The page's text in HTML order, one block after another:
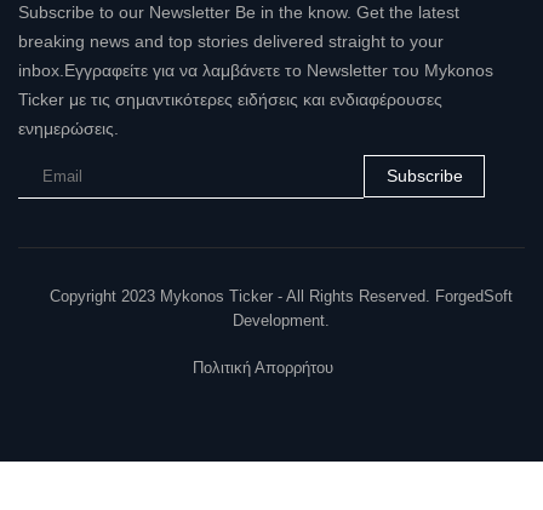
Subscribe to our Newsletter Be in the know. Get the latest
breaking news and top stories delivered straight to your
inbox.Εγγραφείτε για να λαμβάνετε το Newsletter του Mykonos
Ticker με τις σημαντικότερες ειδήσεις και ενδιαφέρουσες
ενημερώσεις.
Subscribe
Copyright 2023 Mykonos Ticker - All Rights Reserved. ForgedSoft
Development.
Πολιτική Απορρήτου